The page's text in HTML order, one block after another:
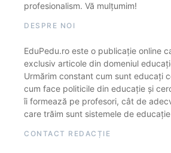
profesionalism. Vă mulțumim!
DESPRE NOI
EduPedu.ro este o publicație online
exclusiv articole din domeniul
Urmărim constant cum sunt educați
cum face politicile din educație și
îi formează pe profesori, cât de
care trăim sunt sistemele de
CONTACT REDACȚIE